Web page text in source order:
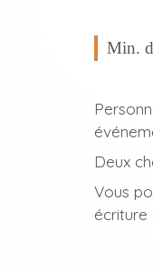
Min.
Deux
Vous